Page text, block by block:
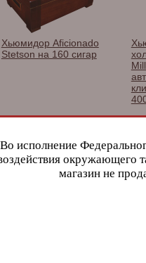
Хьюмидор Aficionado
Stetson на 160 сигар
Во исполнение
окружающего
магазин не